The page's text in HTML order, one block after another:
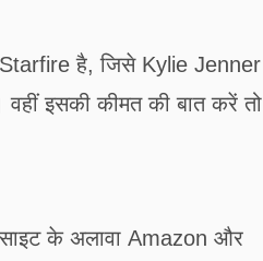
Starfire है, जिसे Kylie Jenner
इसकी कीमत की बात करें तो
के अलावा Amazon और